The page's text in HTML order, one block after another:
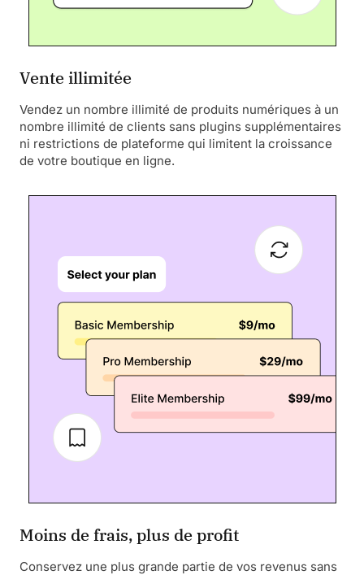
Vente illimitée
Vendez un nombre illimité de produits numériques à un
nombre illimité de clients sans plugins supplémentaires
ni restrictions de plateforme qui limitent la croissance
de votre boutique en ligne.
Moins de frais, plus de profit
Conservez une plus grande partie de vos revenus sans